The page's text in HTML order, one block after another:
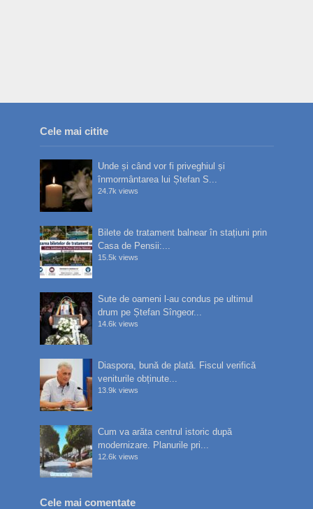
Cele mai citite
Unde și când vor fi priveghiul și
înmormântarea lui Ștefan S...
24.7k views
Bilete de tratament balnear în stațiuni prin
Casa de Pensii:...
15.5k views
Sute de oameni l-au condus pe ultimul
drum pe Ștefan Sîngeor...
14.6k views
Diaspora, bună de plată. Fiscul verifică
veniturile obținute...
13.9k views
Cum va arăta centrul istoric după
modernizare. Planurile pri...
12.6k views
Cele mai comentate